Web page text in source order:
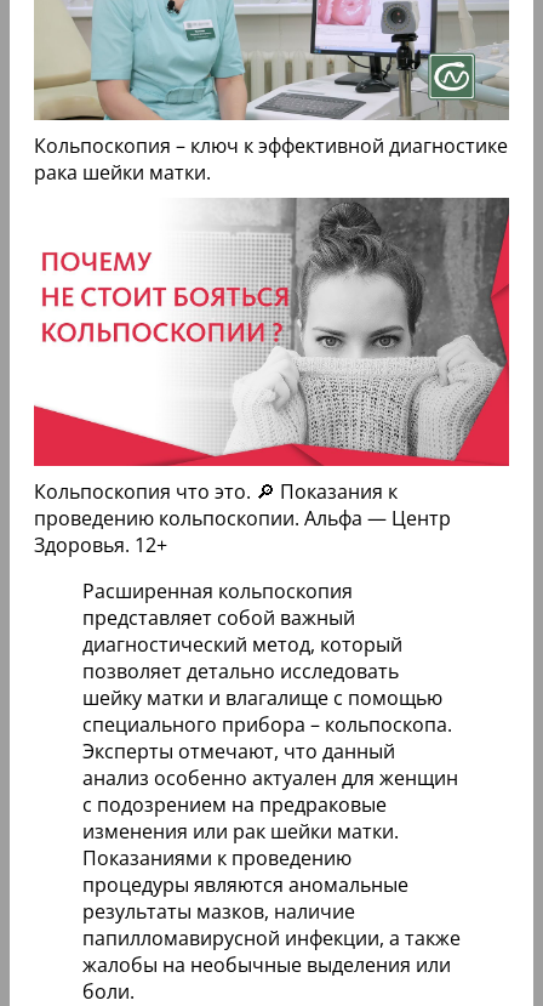
Кольпоскопия – ключ к эффективной диагностике
рака шейки матки.
Кольпоскопия что это. 🔎 Показания к
проведению кольпоскопии. Альфа — Центр
Здоровья. 12+
Расширенная кольпоскопия
представляет собой важный
диагностический метод, который
позволяет детально исследовать
шейку матки и влагалище с помощью
специального прибора – кольпоскопа.
Эксперты отмечают, что данный
анализ особенно актуален для женщин
с подозрением на предраковые
изменения или рак шейки матки.
Показаниями к проведению
процедуры являются аномальные
результаты мазков, наличие
папилломавирусной инфекции, а также
жалобы на необычные выделения или
боли.